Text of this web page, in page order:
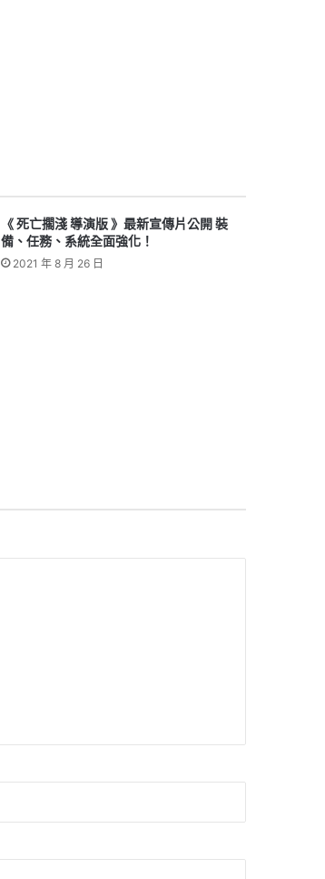
《 死亡擱淺 導演版 》最新宣傳片公開 裝
備、任務、系統全面強化！
2021 年 8 月 26 日